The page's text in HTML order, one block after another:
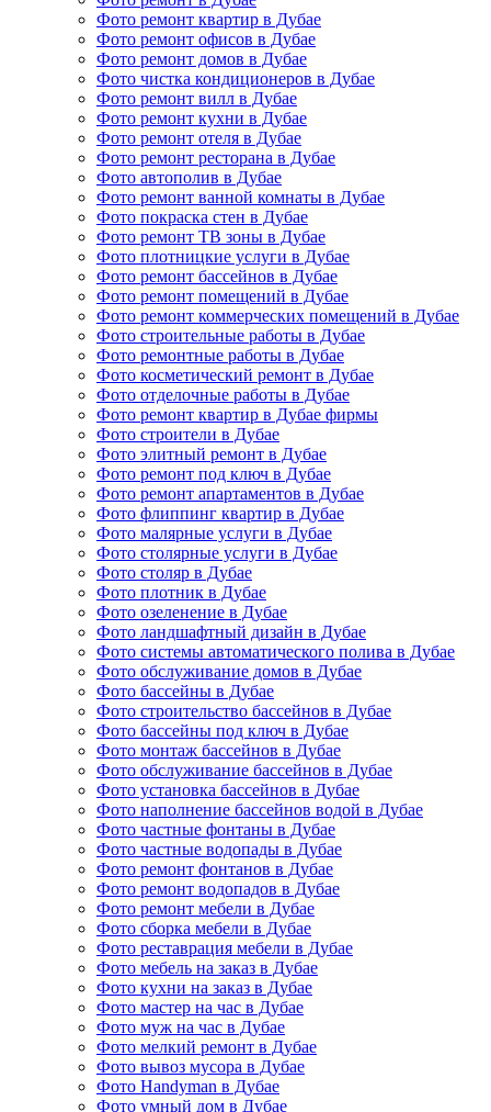
Фото ремонт квартир в Дубае
Фото ремонт офисов в Дубае
Фото ремонт домов в Дубае
Фото чистка кондиционеров в Дубае
Фото ремонт вилл в Дубае
Фото ремонт кухни в Дубае
Фото ремонт отеля в Дубае
Фото ремонт ресторана в Дубае
Фото автополив в Дубае
Фото ремонт ванной комнаты в Дубае
Фото покраска стен в Дубае
Фото ремонт ТВ зоны в Дубае
Фото плотницкие услуги в Дубае
Фото ремонт бассейнов в Дубае
Фото ремонт помещений в Дубае
Фото ремонт коммерческих помещений в Дубае
Фото строительные работы в Дубае
Фото ремонтные работы в Дубае
Фото косметический ремонт в Дубае
Фото отделочные работы в Дубае
Фото ремонт квартир в Дубае фирмы
Фото строители в Дубае
Фото элитный ремонт в Дубае
Фото ремонт под ключ в Дубае
Фото ремонт апартаментов в Дубае
Фото флиппинг квартир в Дубае
Фото малярные услуги в Дубае
Фото столярные услуги в Дубае
Фото столяр в Дубае
Фото плотник в Дубае
Фото озеленение в Дубае
Фото ландшафтный дизайн в Дубае
Фото системы автоматического полива в Дубае
Фото обслуживание домов в Дубае
Фото бассейны в Дубае
Фото строительство бассейнов в Дубае
Фото бассейны под ключ в Дубае
Фото монтаж бассейнов в Дубае
Фото обслуживание бассейнов в Дубае
Фото установка бассейнов в Дубае
Фото наполнение бассейнов водой в Дубае
Фото частные фонтаны в Дубае
Фото частные водопады в Дубае
Фото ремонт фонтанов в Дубае
Фото ремонт водопадов в Дубае
Фото ремонт мебели в Дубае
Фото сборка мебели в Дубае
Фото реставрация мебели в Дубае
Фото мебель на заказ в Дубае
Фото кухни на заказ в Дубае
Фото мастер на час в Дубае
Фото муж на час в Дубае
Фото мелкий ремонт в Дубае
Фото вывоз мусора в Дубае
Фото Handyman в Дубае
Фото умный дом в Дубае